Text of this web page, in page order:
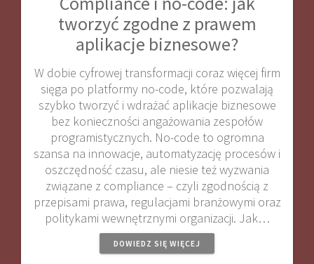
tworzyć zgodne z prawem
aplikacje biznesowe?
W dobie cyfrowej transformacji coraz więcej firm
sięga po platformy no-code, które pozwalają
szybko tworzyć i wdrażać aplikacje biznesowe
bez konieczności angażowania zespołów
programistycznych. No-code to ogromna
szansa na innowacje, automatyzację procesów i
oszczędność czasu, ale niesie też wyzwania
związane z compliance – czyli zgodnością z
przepisami prawa, regulacjami branżowymi oraz
politykami wewnętrznymi organizacji. Jak…
DOWIEDZ SIĘ WIĘCEJ